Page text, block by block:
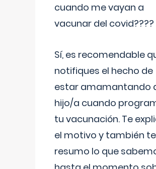
cuando me vayan a
vacunar del covid????
Sí, es recomendable
notifiques el hecho de
estar amamantando
hijo/a cuando
tu vacunación. Te
el motivo y también te
resumo lo que